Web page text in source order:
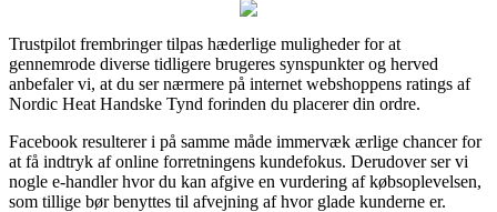
Trustpilot frembringer tilpas hæderlige muligheder for at
gennemrode diverse tidligere brugeres synspunkter og herved
anbefaler vi, at du ser nærmere på internet webshoppens ratings af
Nordic Heat Handske Tynd forinden du placerer din ordre.
Facebook resulterer i på samme måde immervæk ærlige chancer for
at få indtryk af online forretningens kundefokus. Derudover ser vi
nogle e-handler hvor du kan afgive en vurdering af købsoplevelsen,
som tillige bør benyttes til afvejning af hvor glade kunderne er.